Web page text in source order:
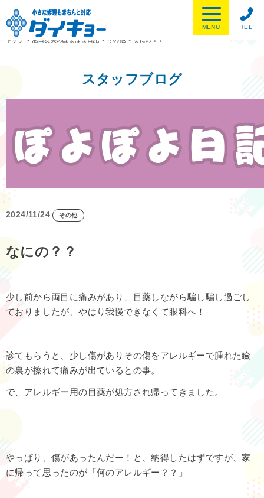
TEL
MENU
トップ
> 池田友美のぽよぽよ日記 > その他 >なにの？？
スタッフブログ
2024/11/24 その他
なにの？？
少し前から両目に痛みがあり、目薬しながら騙し騙し過ごし
ておりましたが、やはり我慢できなくて眼科へ！
診てもらうと、少し傷がありその傷をアレルギーで腫れた瞼
の裏が擦れて痛みが出ているとの事。
で、アレルギー用の目薬が処方され帰ってきました。
やっぱり、傷があったんだー！と、納得したはずですが、家
に帰って思ったのが「何のアレルギー？？」